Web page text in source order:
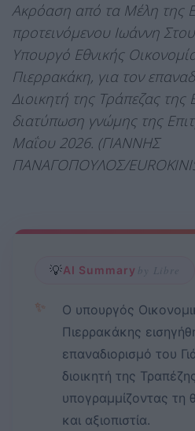
Ακρόαση από τα Μέλη της
προτεινόμενου Ιωάννη
Υπουργό Εθνικής
Πιερρακάκη, για τον
Διοικητή της Τράπεζας της
διατύπωση γνώμης της
Μαΐου 2026. (ΓΙΑΝΝΗΣ
ΠΑΝΑΓΟΠΟΥΛΟΣ/
💡AI Summary by Libre
✨
Ο υπουργός
Πιερρακάκης
επαναδιορισμό του
διοικητή της
υπογραμμίζοντας τη
και αξιοπιστία.